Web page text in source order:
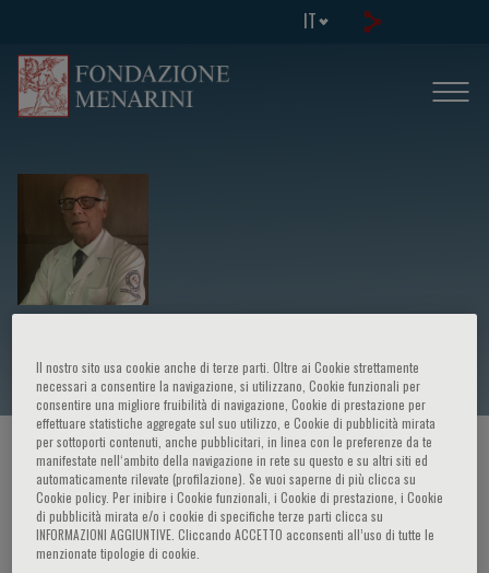
IT
HOME PAGE / CORSI ED EVENTI / RELATORE
Il nostro sito usa cookie anche di terze parti. Oltre ai Cookie strettamente
necessari a consentire la navigazione, si utilizzano, Cookie funzionali per
consentire una migliore fruibilità di navigazione, Cookie di prestazione per
effettuare statistiche aggregate sul suo utilizzo, e Cookie di pubblicità mirata
per sottoporti contenuti, anche pubblicitari, in linea con le preferenze da te
manifestate nell‘ambito della navigazione in rete su questo e su altri siti ed
automaticamente rilevate (profilazione). Se vuoi saperne di più clicca su
Cookie policy. Per inibire i Cookie funzionali, i Cookie di prestazione, i Cookie
di pubblicità mirata e/o i cookie di specifiche terze parti clicca su
INFORMAZIONI AGGIUNTIVE. Cliccando ACCETTO acconsenti all’uso di tutte le
menzionate tipologie di cookie.